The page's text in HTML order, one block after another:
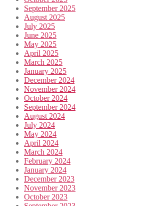
September 2025
August 2025
July 2025
June 2025
May 2025
April 2025
March 2025
January 2025
December 2024
November 2024
October 2024
September 2024
August 2024
July 2024
May 2024
April 2024
March 2024
February 2024
January 2024
December 2023
November 2023
October 2023